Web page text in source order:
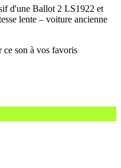
d'une Ballot 2 LS1922 et
lente – voiture ancienne